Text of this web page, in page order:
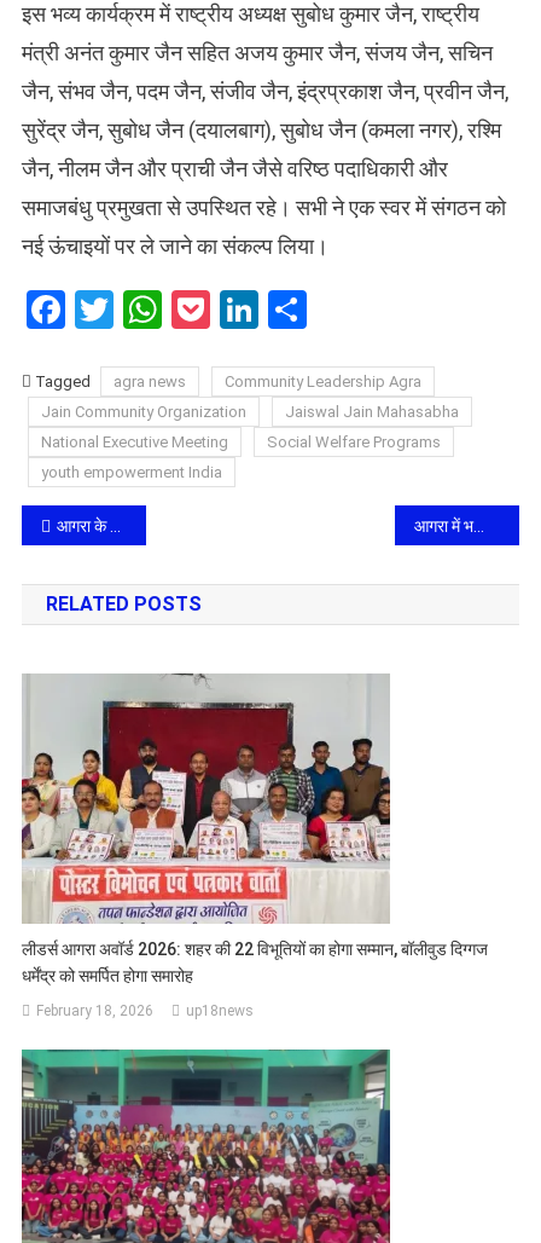
इस भव्य कार्यक्रम में राष्ट्रीय अध्यक्ष सुबोध कुमार जैन, राष्ट्रीय
मंत्री अनंत कुमार जैन सहित अजय कुमार जैन, संजय जैन, सचिन
जैन, संभव जैन, पदम जैन, संजीव जैन, इंद्रप्रकाश जैन, प्रवीन जैन,
सुरेंद्र जैन, सुबोध जैन (दयालबाग), सुबोध जैन (कमला नगर), रश्मि
जैन, नीलम जैन और प्राची जैन जैसे वरिष्ठ पदाधिकारी और
समाजबंधु प्रमुखता से उपस्थित रहे। सभी ने एक स्वर में संगठन को
नई ऊंचाइयों पर ले जाने का संकल्प लिया।
Facebook
Twitter
WhatsApp
PocketLinkedIn
Tagged agra news
Community Leadership Agra
Jain Community Organization
​Jaiswal Jain Mahasabha
National Executive Meeting
Social Welfare Programs
youth empowerment India
Post
navigation
आगरा के कुतकपुर गांव में मातम: कूलर के तार से संदूक में दौड़ा करंट, सोए रह गए माता-पिता, उजड़ गई चार बच्चों की दुनिया आगरा में भक्ति का अनूठा संगम: छीपीटोला मंदिर में उपाध्याय पदारोहण एवं जैनेश्वरी दीक्षा महोत्सव का भव्य शुभारंभ, विनोली यात्रा में उमड़ा जनसैलाब
RELATED POSTS
लीडर्स आगरा अवॉर्ड 2026: शहर की 22 विभूतियों का होगा सम्मान, बॉलीवुड दिग्गज
धर्मेंद्र को समर्पित होगा समारोह
February 18, 2026 up18news